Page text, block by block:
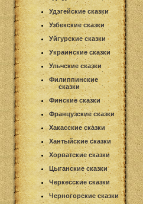
Удэгейские сказки
Узбекские сказки
Уйгурские сказки
Украинские сказки
Ульчские сказки
Филиппинские
сказки
Финские сказки
Французские сказки
Хакасские сказки
Хантыйские сказки
Хорватские сказки
Цыганские сказки
Черкесские сказки
Черногорские сказки